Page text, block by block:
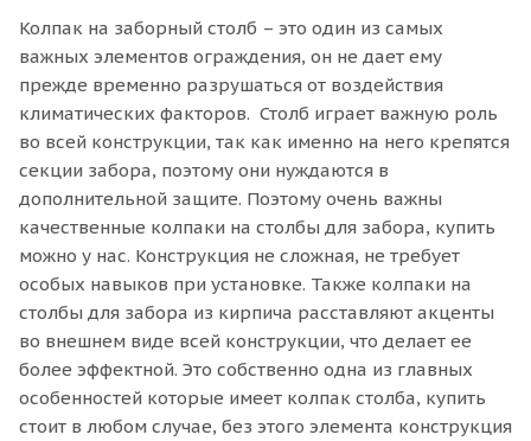
Колпак на заборный столб – это один из самых
важных элементов ограждения, он не дает ему
прежде временно разрушаться от воздействия
климатических факторов. Столб играет важную роль
во всей конструкции, так как именно на него крепятся
секции забора, поэтому они нуждаются в
дополнительной защите. Поэтому очень важны
качественные колпаки на столбы для забора, купить
можно у нас. Конструкция не сложная, не требует
особых навыков при установке. Также колпаки на
столбы для забора из кирпича расставляют акценты
во внешнем виде всей конструкции, что делает ее
более эффектной. Это собственно одна из главных
особенностей которые имеет колпак столба, купить
стоит в любом случае, без этого элемента конструкция